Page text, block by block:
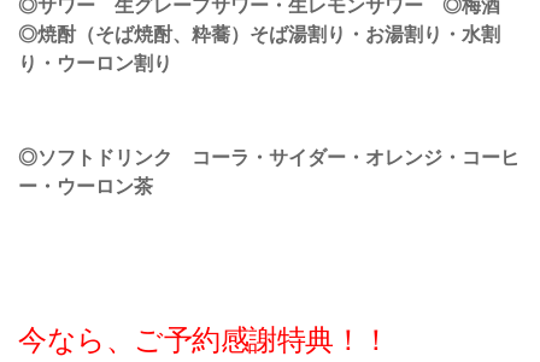
◎サワー 生グレープサワー・生レモンサワー ◎梅酒
◎焼酎（そば焼酎、粋蕎）そば湯割り・お湯割り・水割
り・ウーロン割り
◎ソフトドリンク コーラ・サイダー・オレンジ・コーヒ
ー・ウーロン茶
今なら、ご予約感謝特典！！